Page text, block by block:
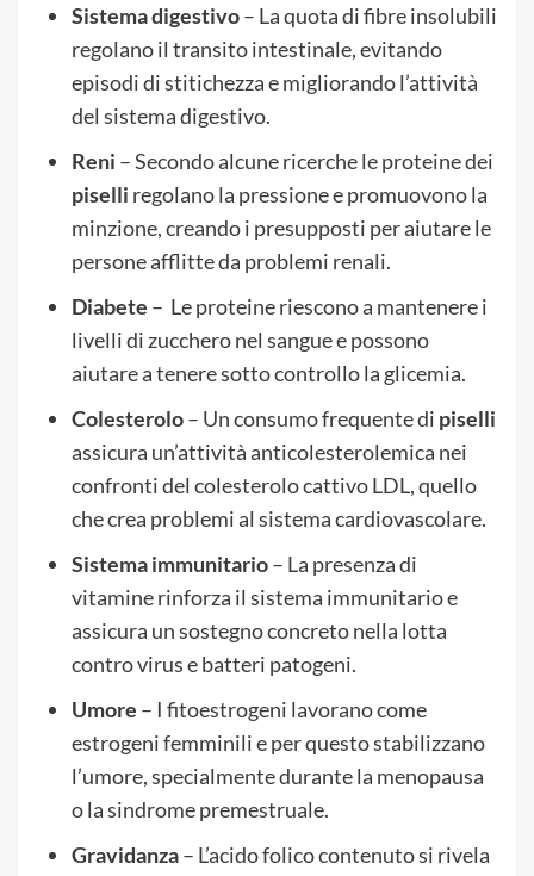
Sistema digestivo– La quota di fibre insolubili
regolano il transito intestinale, evitando
episodi di stitichezza e migliorando l’attività
del sistema digestivo.
Reni – Secondo alcune ricerche le proteine dei
piselli regolano la pressione e promuovono la
minzione, creando i presupposti per aiutare le
persone afflitte da problemi renali.
Diabete – Le proteine riescono a mantenere i
livelli di zucchero nel sangue e possono
aiutare a tenere sotto controllo la glicemia.
Colesterolo– Un consumo frequente di piselli
assicura un’attività anticolesterolemica nei
confronti del colesterolo cattivo LDL, quello
che crea problemi al sistema cardiovascolare.
Sistema immunitario– La presenza di
vitamine rinforza il sistema immunitario e
assicura un sostegno concreto nella lotta
contro virus e batteri patogeni.
Umore – I fitoestrogeni lavorano come
estrogeni femminili e per questo stabilizzano
l’umore, specialmente durante la menopausa
o la sindrome premestruale.
Gravidanza– L’acido folico contenuto si rivela